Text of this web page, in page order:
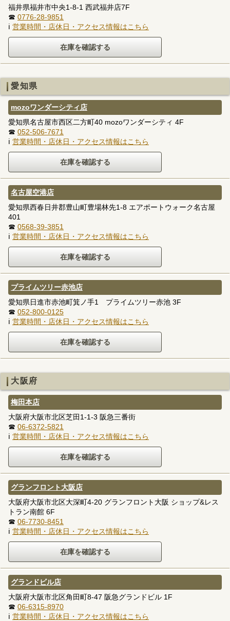
福井県福井市中央1-8-1 西武福井店7F
☎ 0776-28-9851
ℹ 営業時間・店休日・アクセス情報はこちら
愛知県
mozoワンダーシティ店
愛知県名古屋市西区二方町40 mozoワンダーシティ 4F
☎ 052-506-7671
ℹ 営業時間・店休日・アクセス情報はこちら
名古屋空港店
愛知県西春日井郡豊山町豊場林先1-8 エアポートウォーク名古屋
401
☎ 0568-39-3851
ℹ 営業時間・店休日・アクセス情報はこちら
プライムツリー赤池店
愛知県日進市赤池町箕ノ手1 プライムツリー赤池 3F
☎ 052-800-0125
ℹ 営業時間・店休日・アクセス情報はこちら
大阪府
梅田本店
大阪府大阪市北区芝田1-1-3 阪急三番街
☎ 06-6372-5821
ℹ 営業時間・店休日・アクセス情報はこちら
グランフロント大阪店
大阪府大阪市北区大深町4-20 グランフロント大阪 ショップ&レス
トラン南館 6F
☎ 06-7730-8451
ℹ 営業時間・店休日・アクセス情報はこちら
グランドビル店
大阪府大阪市北区角田町8-47 阪急グランドビル 1F
☎ 06-6315-8970
ℹ 営業時間・店休日・アクセス情報はこちら